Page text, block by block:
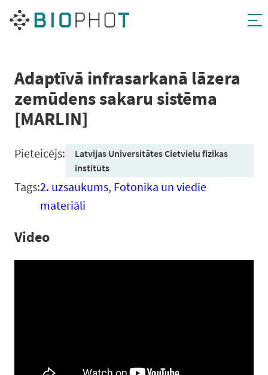
Pāriet
Adaptīvā infrasarkanā lāzera
zemūdens sakaru sistēma
[MARLIN]
Pieteicējs:
Latvijas Universitātes Cietvielu fizikas
institūts
Tags:2. uzsaukums, Fotonika un viedie
materiāli
Video